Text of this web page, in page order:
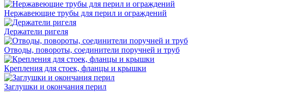
Нержавеющие трубы для перил и ограждений
Держатели ригеля
Отводы, повороты, соединители поручней и труб
Крепления для стоек, фланцы и крышки
Заглушки и окончания перил